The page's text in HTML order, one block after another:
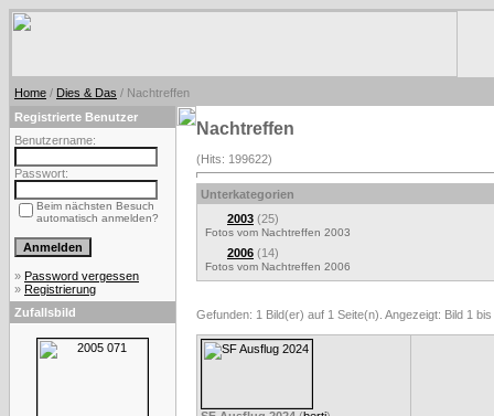
Home / Dies & Das / Nachtreffen
Registrierte Benutzer
Benutzername:
Passwort:
Beim nächsten Besuch
automatisch anmelden?
» Password vergessen
» Registrierung
Zufallsbild
Nachtreffen
(Hits: 199622)
Unterkategorien
2003 (25)
Fotos vom Nachtreffen 2003
2006 (14)
Fotos vom Nachtreffen 2006
Gefunden: 1 Bild(er) auf 1 Seite(n). Angezeigt: Bild 1 bis